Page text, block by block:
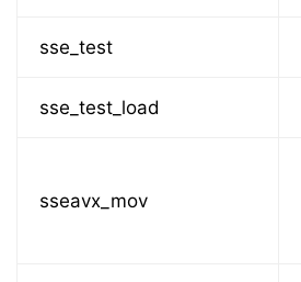
sse_test
sse_test_load
sseavx_mov